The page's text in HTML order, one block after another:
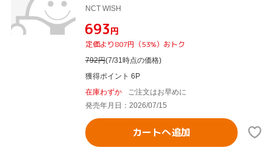
NCT WISH
¥693円
定価より807円（53%）おトク
792円(7/31時点の価格)
獲得ポイント 6P
在庫わずか
ご注文はお早めに
発売年月日：2026/07/15
カートへ追加